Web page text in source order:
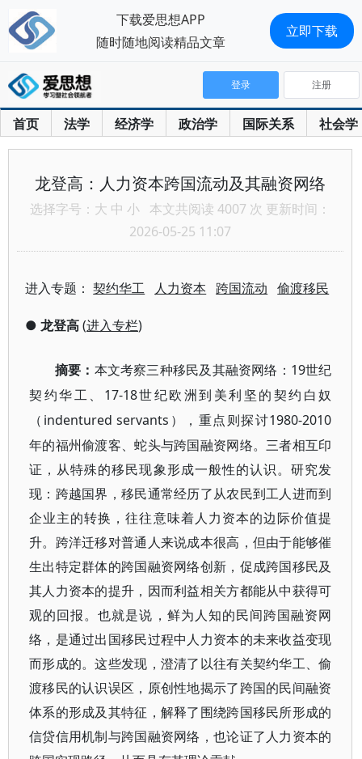
首页 法学 经济学 政治学 国际关系 社会学
登录 注册
龙登高：人力资本跨国流动及其融资网络
选择字号： 大 中 小 本文共阅读 4007 次 更新时间：
2026-05-25 11:07
进入专题：契约华工 人力资本 跨国流动 偷渡移民
● 龙登高(进入专栏)
摘要： 本文考察三种移民及其融资网络： 19世纪
契约华工、17-18世纪欧 洲到美利坚的契约白奴
（ indentured servants），重点则探讨1980-2010
年的福州偷渡客、蛇头与跨国融资网络。三者相互印
证，从特殊的移民现象形成一般性的认识。研究发
现：跨越国界，移民通常经历了从农民到工人进而到
企业主的转换，往往意味着人力资本的边际价值提
升。跨洋迁移对普通人来说成本很高，但由于能够催
生出特定群体的跨国融资网络创新，促成跨国移民及
其人力资本的提升，因而利益相关方都能从中获得可
观的回报。也就是说，鲜为人知的民间跨国融资网
络，是通过出国移民过程中人力资本的未来收益变现
而形成的。这些发现，澄清了以往有关契约华工、偷
渡移民的认识误区，原创性地揭示了跨国的民间融资
体系的形成及其特征，解释了围绕跨国移民所形成的
信贷信用机制与跨国融资网络，也论证了人力资本的
下载爱思想APP
随时随地阅读精品文章
立即下载